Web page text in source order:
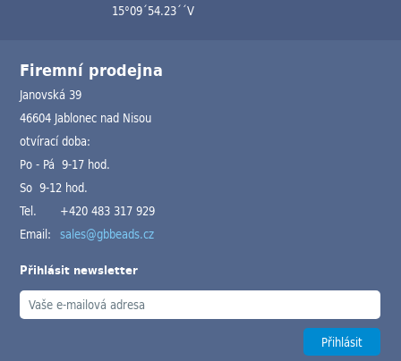
15°09´54.23´´V
Firemní prodejna
Janovská 39
46604 Jablonec nad Nisou
otvírací doba:
Po - Pá 9-17 hod.
So 9-12 hod.
Tel.
+420 483 317 929
Email: sales@gbbeads.cz
Přihlásit newsletter